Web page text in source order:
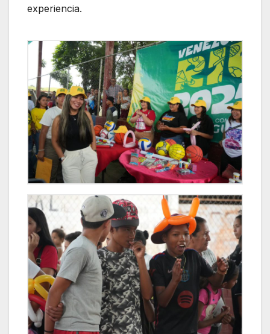
experiencia.